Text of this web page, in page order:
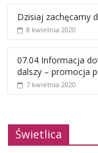
Dzisiaj zachęcamy
8 kwietnia 2020
07.04 Informacja
dalszy – promocja
7 kwietnia 2020
Świetlica